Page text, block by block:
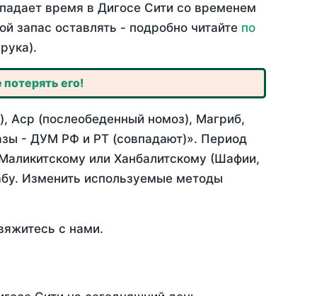
время в Дигосе Сити со временем
запас оставлять - подробно читайте по
его!
Аср (послеобеденный номоз), Магриб,
- ДУМ РФ и РТ (совпадают)». Период
или Ханбалитскому (Шафии,
Изменить используемые методы
с нами.